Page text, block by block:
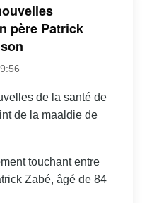
père Patrick
de la santé de
de la maaldie de
touchant entre
Zabé, âgé de 84